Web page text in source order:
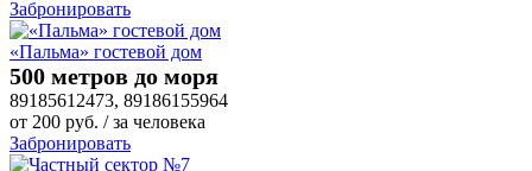
Забронировать
«Пальма» гостевой дом
500 метров до моря
89185612473, 89186155964
от 200 руб. / за человека
Забронировать